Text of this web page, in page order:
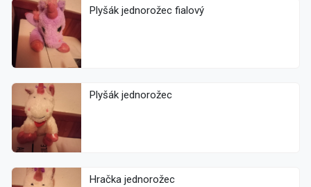
Plyšák jednorožec fialový
Plyšák jednorožec
Hračka jednorožec